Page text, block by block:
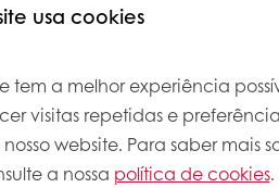
usa cookies
tem a melhor experiência
visitas repetidas e
website. Para saber mais
a nossa política de cookies